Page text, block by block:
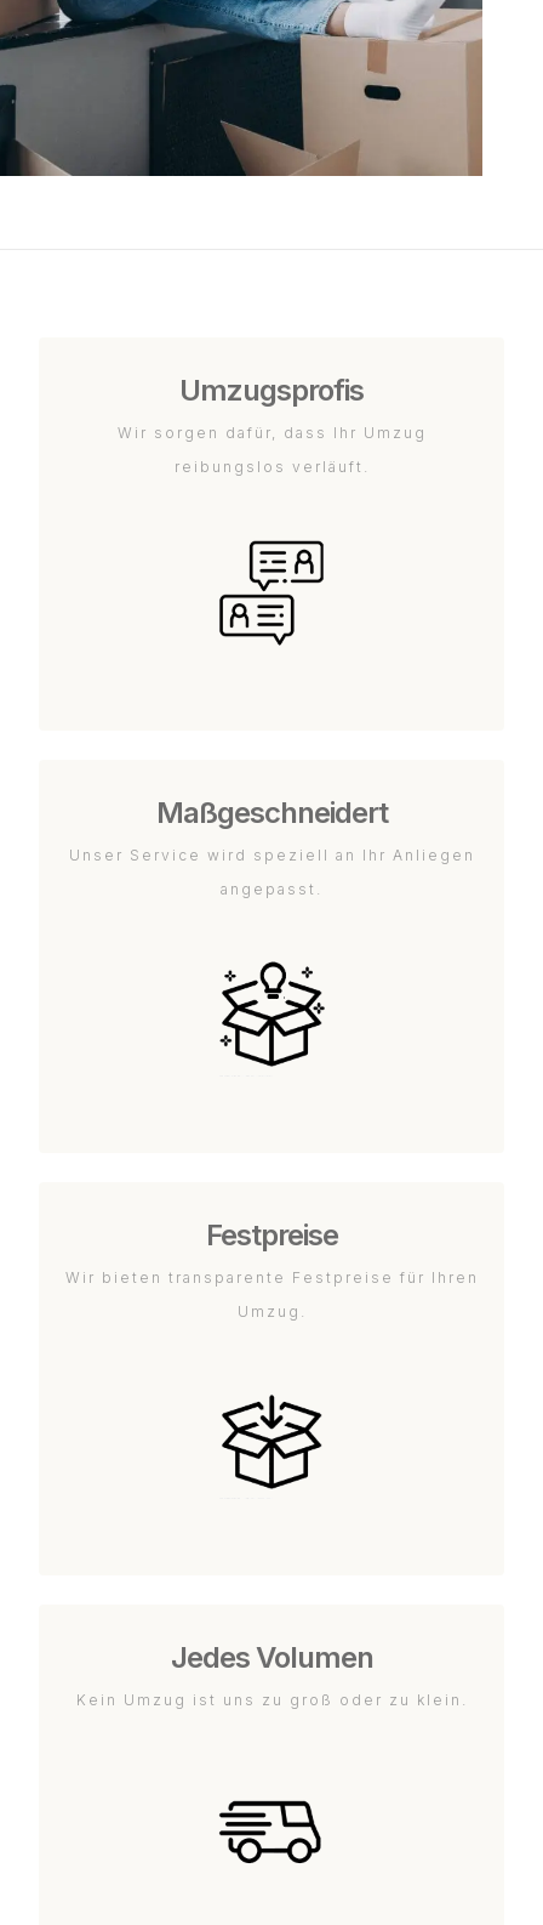
Umzugsprofis
Wir sorgen dafür, dass Ihr Umzug
reibungslos verläuft.
Maßgeschneidert
Unser Service wird speziell an Ihr Anliegen
angepasst.
Festpreise
Wir bieten transparente Festpreise für Ihren
Umzug.
Jedes Volumen
Kein Umzug ist uns zu groß oder zu klein.